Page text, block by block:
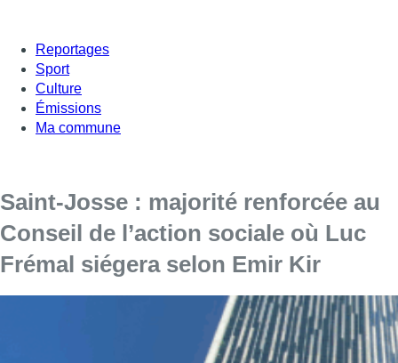
Reportages
Sport
Culture
Émissions
Ma commune
Saint-Josse : majorité renforcée au
Conseil de l’action sociale où Luc
Frémal siégera selon Emir Kir